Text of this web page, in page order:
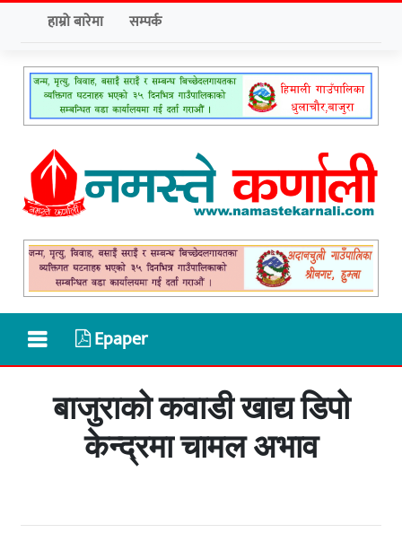
हाम्रो बारेमा सम्पर्क
Epaper
बाजुराको कवाडी खाद्य डिपो
केन्द्रमा चामल अभाव